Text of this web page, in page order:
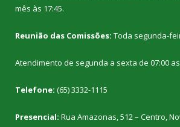
mês às 17:45.
Reunião das Comissões: Toda segunda-
Atendimento de segunda a sexta de 07:00
Telefone: (65) 3332-1115
Presencial: Rua Amazonas, 512 – Centro,